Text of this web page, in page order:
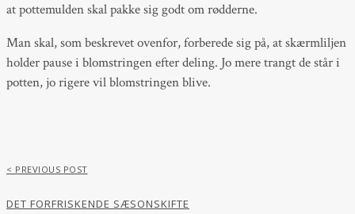
at pottemulden skal pakke sig godt om rødderne.
Man skal, som beskrevet ovenfor, forberede sig på, at skærmliljen
holder pause i blomstringen efter deling. Jo mere trangt de står i
potten, jo rigere vil blomstringen blive.
< PREVIOUS POST
DET FORFRISKENDE SÆSONSKIFTE